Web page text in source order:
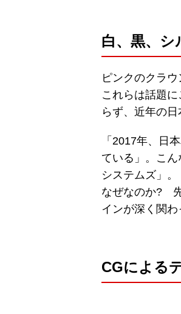
白、黒、シ
ピンクのクラウ
これらは話題
らず、近年の
「2017年、日
ている」。こ
システムズ」。
なぜなのか?
インが深く関わ
CGによる